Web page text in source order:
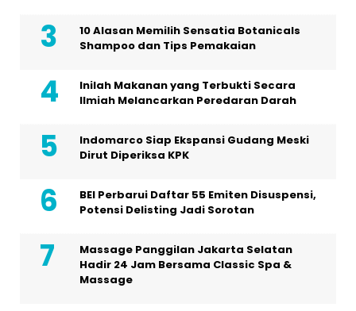
10 Alasan Memilih Sensatia Botanicals
Shampoo dan Tips Pemakaian
Inilah Makanan yang Terbukti Secara
Ilmiah Melancarkan Peredaran Darah
Indomarco Siap Ekspansi Gudang Meski
Dirut Diperiksa KPK
BEI Perbarui Daftar 55 Emiten Disuspensi,
Potensi Delisting Jadi Sorotan
Massage Panggilan Jakarta Selatan
Hadir 24 Jam Bersama Classic Spa &
Massage